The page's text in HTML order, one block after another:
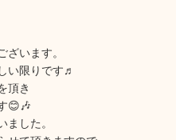
ざいます。
い限りです♬
頂き
😊🎶
ました。